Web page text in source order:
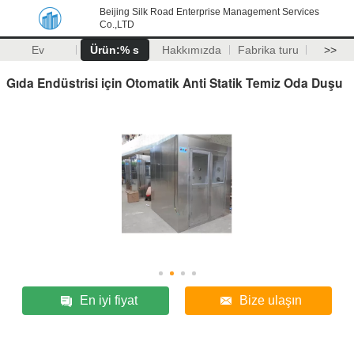
Beijing Silk Road Enterprise Management Services
Co.,LTD
Ev Ürün:% s Hakkımızda Fabrika turu >>
Gıda Endüstrisi için Otomatik Anti Statik Temiz Oda Duşu
En iyi fiyat Bize ulaşın